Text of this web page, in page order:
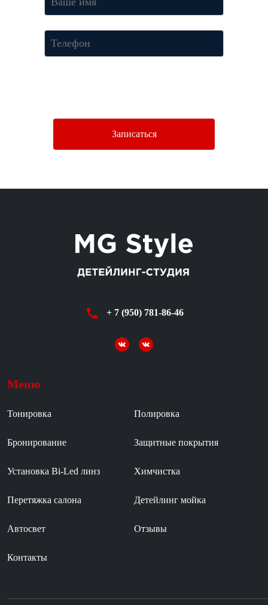
Записаться
+ 7 (950) 781-86-46
Меню
Тонировка Полировка
Бронирование Защитные покрытия
Установка Bi-Led линз Химчистка
Перетяжка салона Детейлинг мойка
Автосвет Отзывы
Контакты